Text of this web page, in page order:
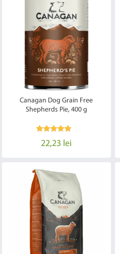
Canagan Dog Grain Free
Shepherds Pie, 400 g
22,23 lei